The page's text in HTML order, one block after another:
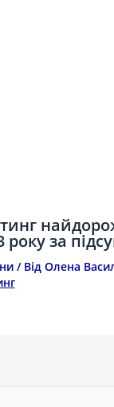
року за
/ Від Олена